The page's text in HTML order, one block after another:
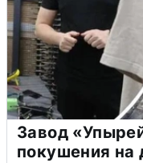
Завод
покушения на